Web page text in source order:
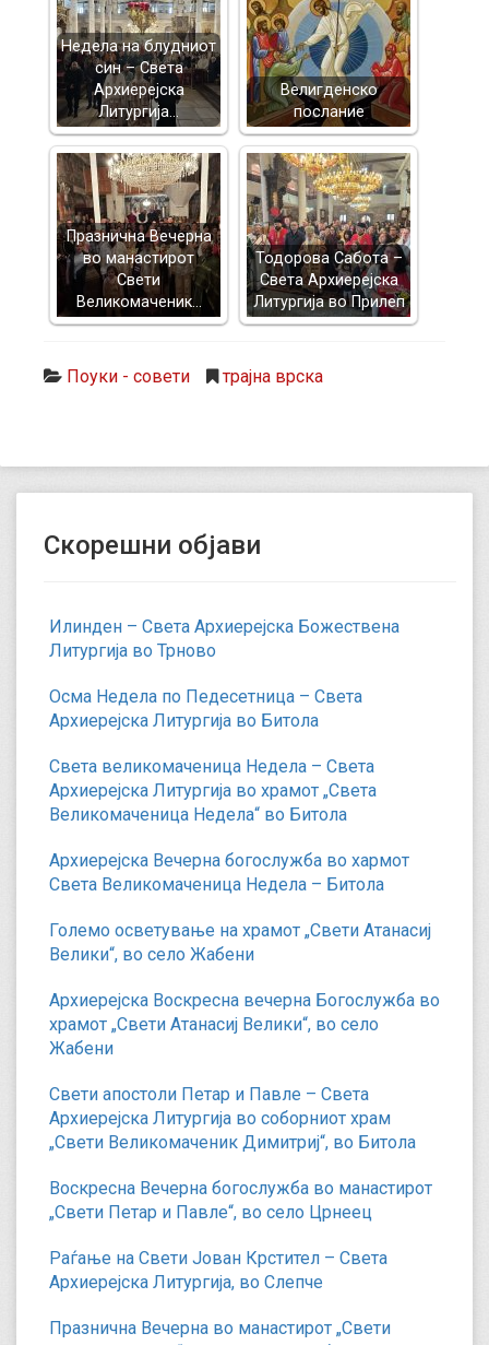
Недела на блудниот
син – Света
Архиерејска
Литургија…
Велигденско
послание
Празнична Вечерна
во манастирот
Свети
Великомаченик…
Тодорова Сабота –
Света Архиерејска
Литургија во Прилеп
Поуки - совети трајна врска
Скорешни објави
Илинден – Света Архиерејска Божествена
Литургија во Трново
Осма Недела по Педесетница – Света
Архиерејска Литургија во Битола
Света великомаченица Недела – Света
Архиерејска Литургија во храмот „Света
Великомаченица Недела“ во Битола
Архиерејска Вечерна богослужба во хармот
Света Великомаченица Недела – Битола
Големо осветување на храмот „Свети Атанасиј
Велики“, во село Жабени
Архиерејска Воскресна вечерна Богослужба во
храмот „Свети Атанасиј Велики“, во село
Жабени
Свети апостоли Петар и Павле – Света
Архиерејска Литургија во соборниот храм
„Свети Великомаченик Димитриј“, во Битола
Воскресна Вечерна богослужба во манастирот
„Свети Петар и Павле“, во село Црнеец
Раѓање на Свети Јован Крстител – Света
Архиерејска Литургија, во Слепче
Празнична Вечерна во манастирот „Свети